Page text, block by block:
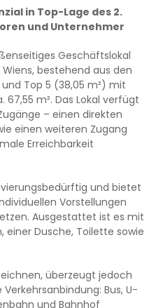
in Top-Lage des 2.
und Unternehmer
Geschäftslokal
Wiens, bestehend aus den
Top 5 (38,05 m²) mit
m². Das Lokal verfügt
– einen direkten
einen weiteren Zugang
Erreichbarkeit
und bietet
Vorstellungen
Ausgestattet ist es mit
einer Dusche, Toilette sowie
überzeugt jedoch
Bus, U-
und Bahnhof